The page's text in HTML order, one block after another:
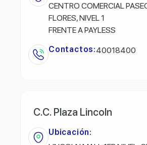
CENTRO COMERCIAL
FLORES, NIVEL 1
FRENTE A PAYLESS
Contactos:40018400
C.C. Plaza Lincoln
Ubicación: